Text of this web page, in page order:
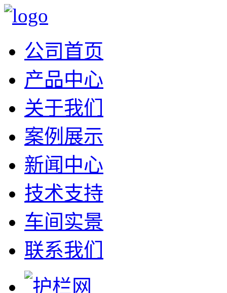
公司首页
产品中心
关于我们
案例展示
新闻中心
技术支持
车间实景
联系我们